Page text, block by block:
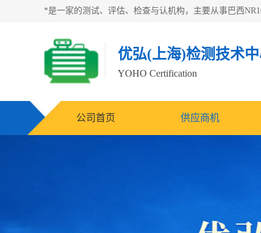
优弘(上海)检测技术
YOHO Certification
公司首页 供应商机